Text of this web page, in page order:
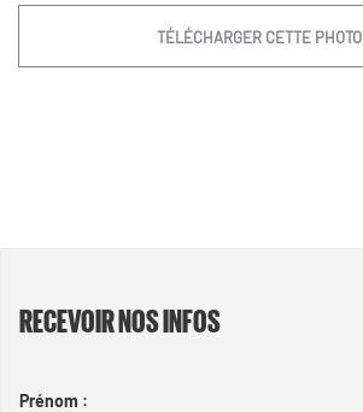
TÉLÉCHARGER CETTE PHOTO
RECEVOIR NOS INFOS
Prénom :